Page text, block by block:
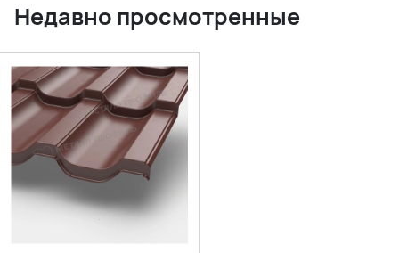
Недавно просмотренные